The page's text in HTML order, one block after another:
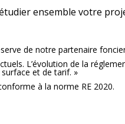
ensemble votre
de notre partenaire
L’évolution de la
et de tarif. »
à la norme RE 2020.